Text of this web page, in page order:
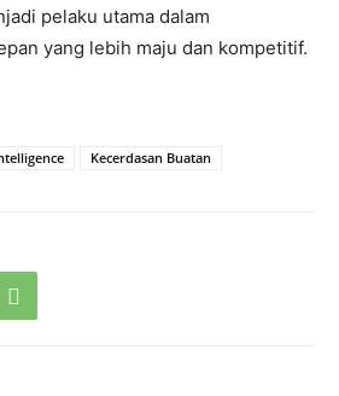
pelaku utama dalam
yang lebih maju dan kompetitif.
Kecerdasan Buatan